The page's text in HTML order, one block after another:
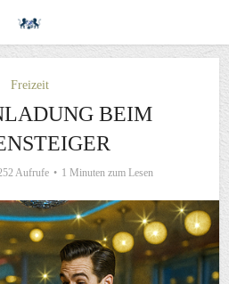
Freizeit
BEIM
Aufrufe 1 Minuten zum Lesen